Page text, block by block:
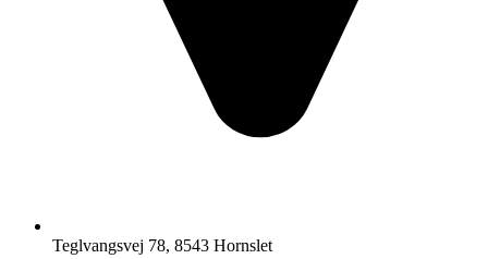
Teglvangsvej 78, 8543 Hornslet